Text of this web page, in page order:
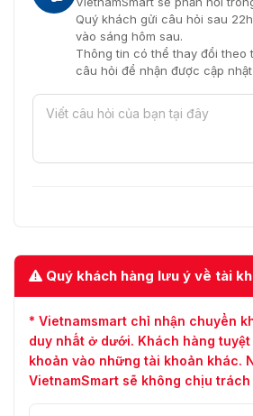
Quý khách gửi câu hỏi sau
vào sáng hôm sau.
Thông tin có thể thay đổi theo
câu hỏi để nhận được cập
Quý khách hàng lưu ý về tài
* Vietnamsmart chỉ nhận chuyển
duy nhất ở dưới. Khách hàng
khoản vào những tài khoản khác.
VietnamSmart sẽ không chịu trách